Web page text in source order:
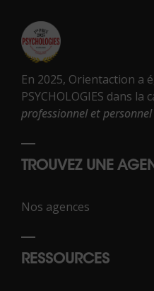
En 2025, Orientaction a
PSYCHOLOGIES dans la
professionnel et personnel
TROUVEZ UNE
Nos agences
RESSOURCES